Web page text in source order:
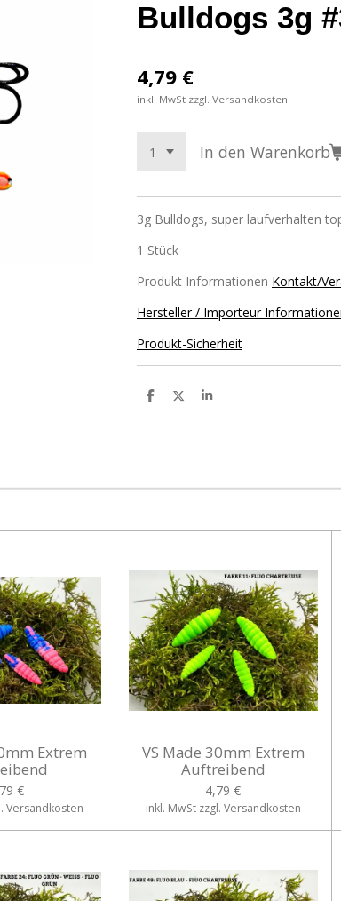
Bulldogs 3g
4,79 €
inkl. MwSt zzgl. Versandkosten
In den Warenkorb
3g Bulldogs, super laufverhalten
1 Stück
Produkt Informationen Kontakt/
Hersteller / Importeur
Produkt-Sicherheit
T
T
T
Extrem
€
Versandkosten
VS Made 30mm Extrem
Auftreibend
4,79 €
inkl. MwSt zzgl. Versandkosten